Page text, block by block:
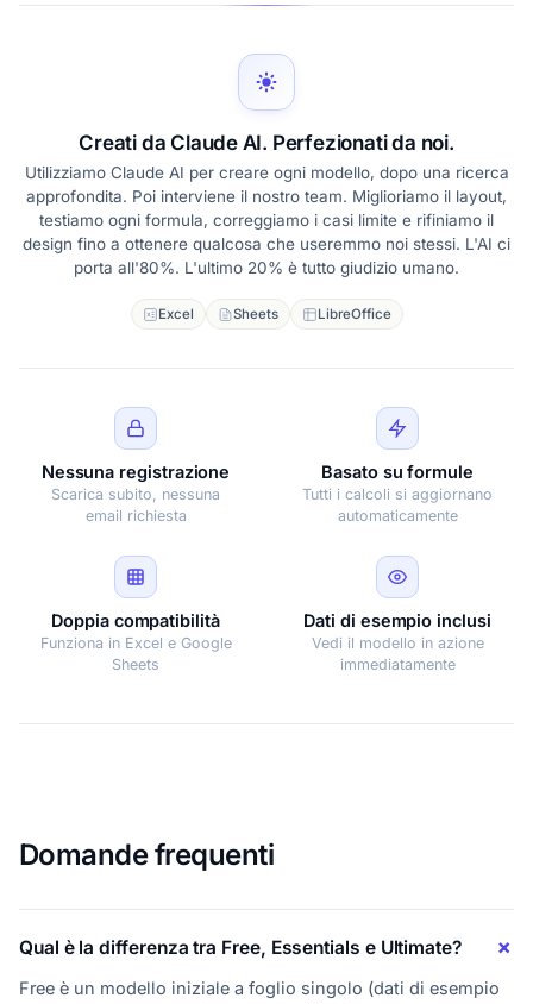
Creati da Claude AI. Perfezionati da noi.
Utilizziamo Claude AI per creare ogni modello, dopo una ricerca
approfondita. Poi interviene il nostro team. Miglioriamo il layout,
testiamo ogni formula, correggiamo i casi limite e rifiniamo il
design fino a ottenere qualcosa che useremmo noi stessi. L'AI ci
porta all'80%. L'ultimo 20% è tutto giudizio umano.
Excel Sheets LibreOffice
Nessuna registrazione
Scarica subito, nessuna
email richiesta
Basato su formule
Tutti i calcoli si aggiornano
automaticamente
Doppia compatibilità
Funziona in Excel e Google
Sheets
Dati di esempio inclusi
Vedi il modello in azione
immediatamente
Domande frequenti
Qual è la differenza tra Free, Essentials e Ultimate?
Free è un modello iniziale a foglio singolo (dati di esempio